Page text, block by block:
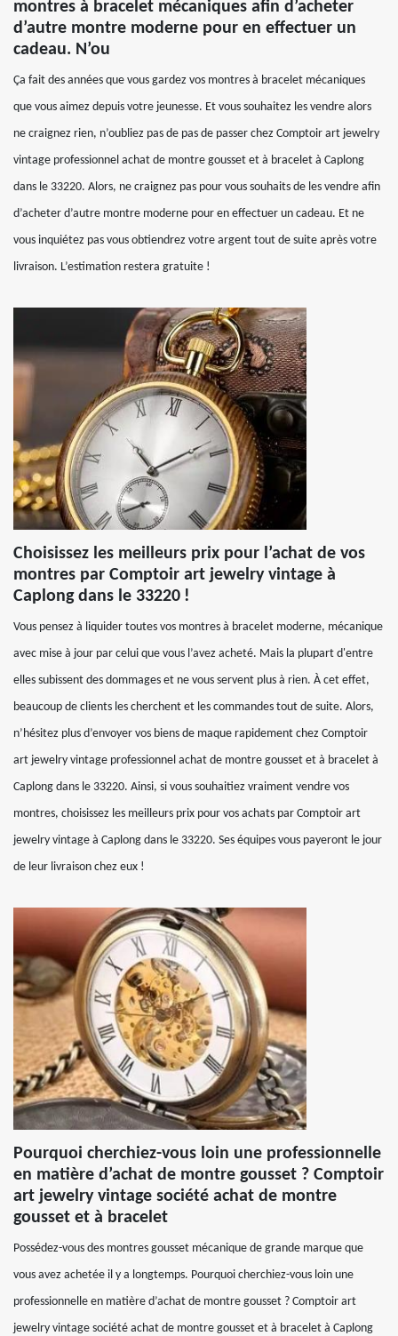
montres à bracelet mécaniques afin d’acheter
d’autre montre moderne pour en effectuer un
cadeau. N’ou
Ça fait des années que vous gardez vos montres à bracelet mécaniques
que vous aimez depuis votre jeunesse. Et vous souhaitez les vendre alors
ne craignez rien, n’oubliez pas de pas de passer chez Comptoir art jewelry
vintage professionnel achat de montre gousset et à bracelet à Caplong
dans le 33220. Alors, ne craignez pas pour vous souhaits de les vendre afin
d’acheter d’autre montre moderne pour en effectuer un cadeau. Et ne
vous inquiétez pas vous obtiendrez votre argent tout de suite après votre
livraison. L’estimation restera gratuite !
Choisissez les meilleurs prix pour l’achat de vos
montres par Comptoir art jewelry vintage à
Caplong dans le 33220 !
Vous pensez à liquider toutes vos montres à bracelet moderne, mécanique
avec mise à jour par celui que vous l’avez acheté. Mais la plupart d'entre
elles subissent des dommages et ne vous servent plus à rien. À cet effet,
beaucoup de clients les cherchent et les commandes tout de suite. Alors,
n’hésitez plus d’envoyer vos biens de maque rapidement chez Comptoir
art jewelry vintage professionnel achat de montre gousset et à bracelet à
Caplong dans le 33220. Ainsi, si vous souhaitiez vraiment vendre vos
montres, choisissez les meilleurs prix pour vos achats par Comptoir art
jewelry vintage à Caplong dans le 33220. Ses équipes vous payeront le jour
de leur livraison chez eux !
Pourquoi cherchiez-vous loin une professionnelle
en matière d’achat de montre gousset ? Comptoir
art jewelry vintage société achat de montre
gousset et à bracelet
Possédez-vous des montres gousset mécanique de grande marque que
vous avez achetée il y a longtemps. Pourquoi cherchiez-vous loin une
professionnelle en matière d’achat de montre gousset ? Comptoir art
jewelry vintage société achat de montre gousset et à bracelet à Caplong